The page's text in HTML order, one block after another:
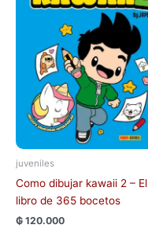
juveniles
Como dibujar kawaii 2 – El
libro de 365 bocetos
₲ 120.000